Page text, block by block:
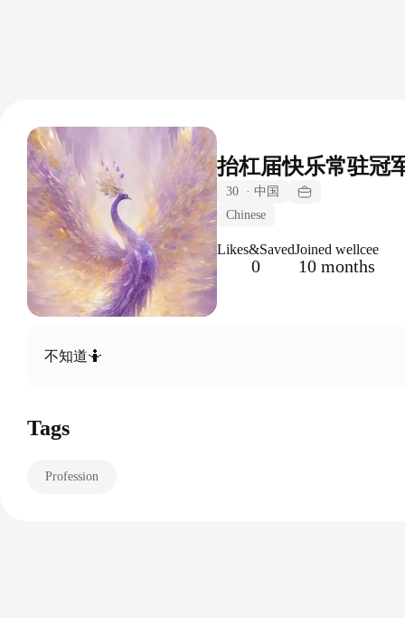
抬杠届快乐常驻冠
30 · 中国
Chinese
Likes&Saved
0
Joined wellcee
10 months
不知道🤷
Tags
Profession